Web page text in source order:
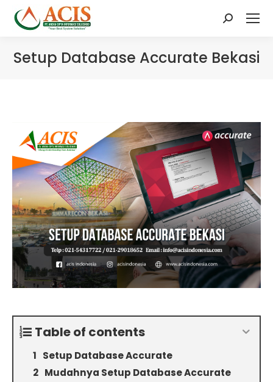
Search:
Setup Database Accurate Bekasi
Table of contents
Setup Database Accurate
Mudahnya Setup Database Accurate